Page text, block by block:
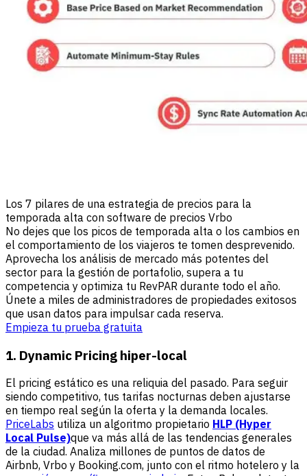
Los 7 pilares de una estrategia de precios para la
temporada alta con software de precios Vrbo
No dejes que los picos de temporada alta o los cambios en
el comportamiento de los viajeros te tomen desprevenido.
Aprovecha los análisis de mercado más potentes del
sector para la gestión de portafolio, supera a tu
competencia y optimiza tu RevPAR durante todo el año.
Únete a miles de administradores de propiedades exitosos
que usan datos para impulsar cada reserva.
Empieza tu prueba gratuita
1. Dynamic Pricing hiper-local
El pricing estático es una reliquia del pasado. Para seguir
siendo competitivo, tus tarifas nocturnas deben ajustarse
en tiempo real según la oferta y la demanda locales.
PriceLabs utiliza un algoritmo propietario HLP (Hyper
Local Pulse)que va más allá de las tendencias generales
de la ciudad. Analiza millones de puntos de datos de
Airbnb, Vrbo y Booking.com, junto con el ritmo hotelero y la